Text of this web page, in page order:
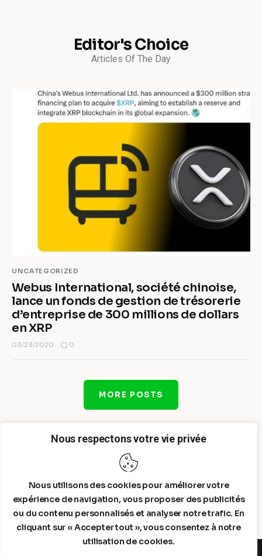
Nous respectons votre vie privée
Nous utilisons des cookies pour améliorer votre
expérience de navigation, vous proposer des publicités
ou du contenu personnalisés et analyser notre trafic. En
cliquant sur « Accepter tout », vous consentez à notre
utilisation de cookies.
Editor's Choice
Articles Of The Day
UNCATEGORIZED
Webus International, société chinoise,
lance un fonds de gestion de trésorerie
d’entreprise de 300 millions de dollars
en XRP
03/23/2020 0
MORE POSTS